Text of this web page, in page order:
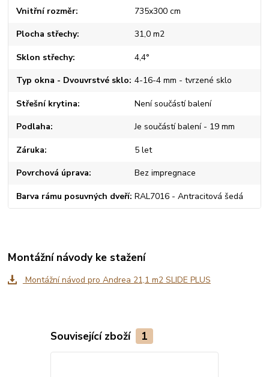
Vnitřní rozměr 735x300 cm
Plocha střechy 31,0 m2
Sklon střechy 4,4°
Typ okna - Dvouvrstvé sklo 4-16-4 mm - tvrzené sklo
Střešní krytina Není součástí balení
Podlaha Je součástí balení - 19 mm
Záruka 5 let
Povrchová úprava Bez impregnace
Barva rámu posuvných dveří RAL7016 - Antracitová šedá
Montážní návody ke stažení
Montážní návod pro Andrea 21,1 m2 SLIDE PLUS
Související zboží 1